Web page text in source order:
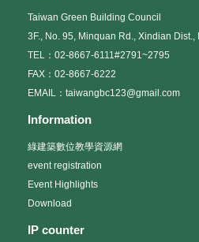
Taiwan Green Building Council
3F., No. 95, Minquan Rd., Xindian Dist.,
TEL：02-8667-6111#2791~2795
FAX：02-8667-6222
EMAIL：taiwangbc123@gmail.com
Information
綠建築數位教學資源網
event registration
Event Highlights
Download
IP counter